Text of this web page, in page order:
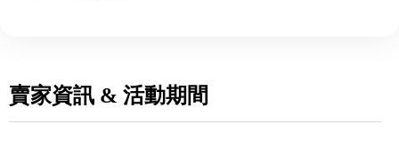
賣家資訊 & 活動期間